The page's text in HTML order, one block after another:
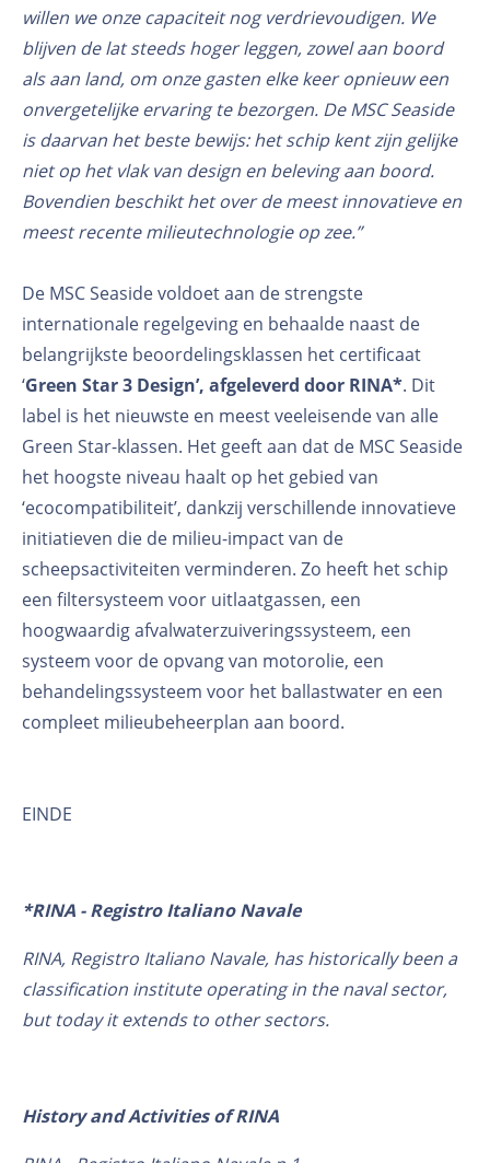
willen we onze capaciteit nog verdrievoudigen. We
blijven de lat steeds hoger leggen, zowel aan boord
als aan land, om onze gasten elke keer opnieuw een
onvergetelijke ervaring te bezorgen. De MSC Seaside
is daarvan het beste bewijs: het schip kent zijn gelijke
niet op het vlak van design en beleving aan boord.
Bovendien beschikt het over de meest innovatieve en
meest recente milieutechnologie op zee.”
De MSC Seaside voldoet aan de strengste
internationale regelgeving en behaalde naast de
belangrijkste beoordelingsklassen het certificaat
‘Green Star 3 Design’, afgeleverd door RINA*. Dit
label is het nieuwste en meest veeleisende van alle
Green Star-klassen. Het geeft aan dat de MSC Seaside
het hoogste niveau haalt op het gebied van
‘ecocompatibiliteit’, dankzij verschillende innovatieve
initiatieven die de milieu-impact van de
scheepsactiviteiten verminderen. Zo heeft het schip
een filtersysteem voor uitlaatgassen, een
hoogwaardig afvalwaterzuiveringssysteem, een
systeem voor de opvang van motorolie, een
behandelingssysteem voor het ballastwater en een
compleet milieubeheerplan aan boord.
EINDE
*RINA - Registro Italiano Navale
RINA, Registro Italiano Navale, has historically been a
classification institute operating in the naval sector,
but today it extends to other sectors.
History and Activities of RINA